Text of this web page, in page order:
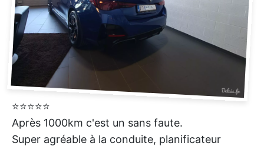
⭐⭐⭐⭐⭐
Après 1000km c'est un sans faute.
Super agréable à la conduite, planificateur